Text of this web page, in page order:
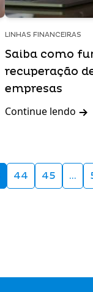
LINHAS FINANCEIRAS
Saiba como
recuperação
empresas
Continue lendo
44 45 …